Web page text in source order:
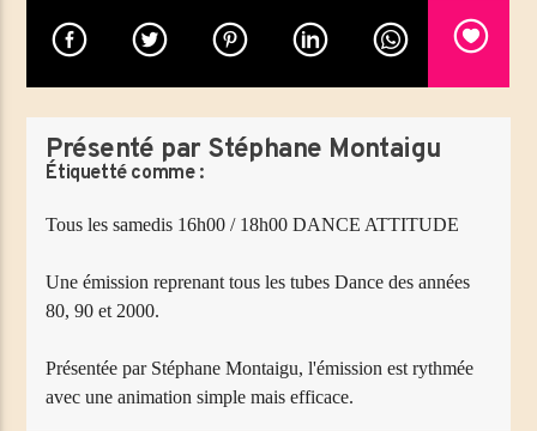
Emission en cours
BLUEGRASS MUSIK
19:00 20:00
Présenté par Stéphane Montaigu
Étiquetté comme :
Tous les samedis 16h00 / 18h00 DANCE ATTITUDE
Une émission reprenant tous les tubes Dance des années
80, 90 et 2000.
Présentée par Stéphane Montaigu, l'émission est rythmée
avec une animation simple mais efficace.